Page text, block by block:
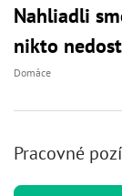
Nahliadli
nikto
Domáce
Pracovné